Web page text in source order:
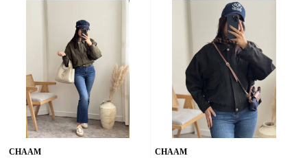
CHAAM CHAAM